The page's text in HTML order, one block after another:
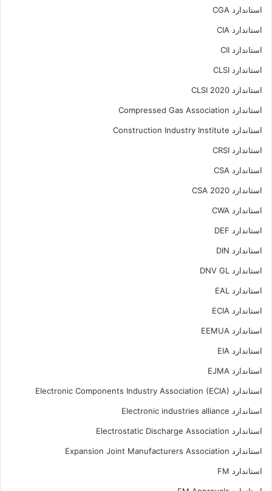
استاندارد CGA
استاندارد CIA
استاندارد CII
استاندارد CLSI
استاندارد CLSI 2020
استاندارد Compressed Gas Association
استاندارد Construction Industry Institute
استاندارد CRSI
استاندارد CSA
استاندارد CSA 2020
استاندارد CWA
استاندارد DEF
استاندارد DIN
استاندارد DNV GL
استاندارد EAL
استاندارد ECIA
استاندارد EEMUA
استاندارد EIA
استاندارد EJMA
استاندارد Electronic Components Industry Association (ECIA)
استاندارد Electronic industries alliance
استاندارد Electrostatic Discharge Association
استاندارد Expansion Joint Manufacturers Association
استاندارد FM